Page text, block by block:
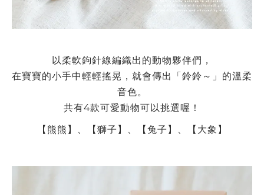
以柔軟鉤針線編織出的動物夥伴們，
在寶寶的小手中輕輕搖晃，就會傳出「鈴鈴～」的溫柔
音色。
共有4款可愛動物可以挑選喔！
【熊熊】、【獅子】、【兔子】、【大象】